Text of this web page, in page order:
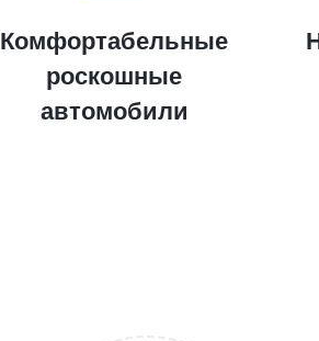
Комфортабельные
роскошные
автомобили